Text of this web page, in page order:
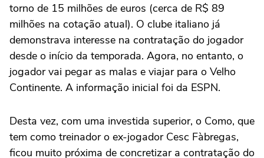
torno de 15 milhões de euros (cerca de R$ 89
milhões na cotação atual). O clube italiano já
demonstrava interesse na contratação do jogador
desde o início da temporada. Agora, no entanto, o
jogador vai pegar as malas e viajar para o Velho
Continente. A informação inicial foi da ESPN.
Desta vez, com uma investida superior, o Como, que
tem como treinador o ex-jogador Cesc Fàbregas,
ficou muito próxima de concretizar a contratação do